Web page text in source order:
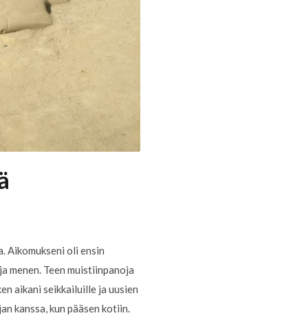
Aikomukseni oli ensin
menen. Teen muistiinpanoja
aikani seikkailuille ja uusien
kanssa, kun pääsen kotiin.